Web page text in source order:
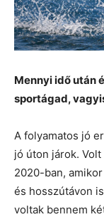
Mennyi idő után
sportágad,
A folyamatos jó
jó úton járok.
2020-ban,
és hosszútávon
voltak bennem